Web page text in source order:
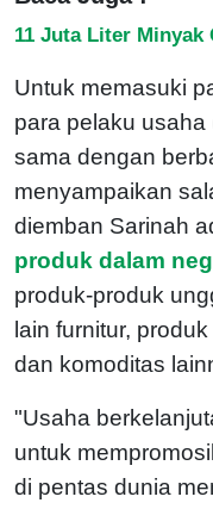
11 Juta Liter Minyak
Untuk memasuki
para pelaku usaha
sama dengan
menyampaikan
diemban Sarinah
produk dalam
produk-produk
lain furnitur,
dan komoditas
"Usaha
untuk
di pentas dunia